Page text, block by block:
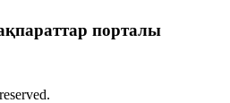
порталы